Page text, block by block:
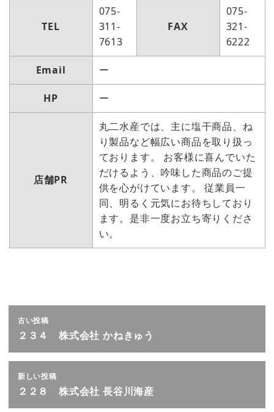
TEL
075-
311-
7613
FAX
075-
321-
6222
Email ー
HP ー
店舗PR
丸二水産では、主に塩干商品、ね
り製品など幅広い商品を取り扱っ
ております。 お客様に喜んでいた
だけるよう、吟味した商品のご提
供を心がけています。 従業員一
同、明るく元気にお待ちしており
ます。是非一度お立ち寄りくださ
い。
古い投稿
２３４ 株式会社 かねきゅう
新しい投稿
２２８ 株式会社 長谷川海産